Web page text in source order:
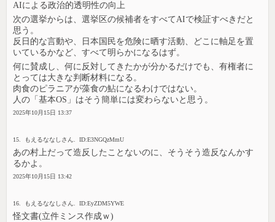
AIによる政治的透明性の向上
次の選挙からは、選挙区の候補者をすべてAIで検証すべきだと
思う。
反日的な言動や、日本国民を危険に晒す活動、どこに軸足を置
いているかなど、すべて明らかになるはず。
何に賛成し、何に反対してきたかが分かるだけでも、有権者に
とっては大きな判断材料になる。
肉食のピラニアが藻食の鮎になるわけではない。
人の「基本OS」はそう簡単には変わらないと思う。
2025年10月15日 13:37
15. もえるななしさん. ID:E3NGQzMmU
あの村上だって造反したことないのに、そうそう造反なんかす
るかよ。
2025年10月15日 13:42
16. もえるななしさん. ID:EyZDM5YWE
怪文書(立件ミンス作成ｗ)